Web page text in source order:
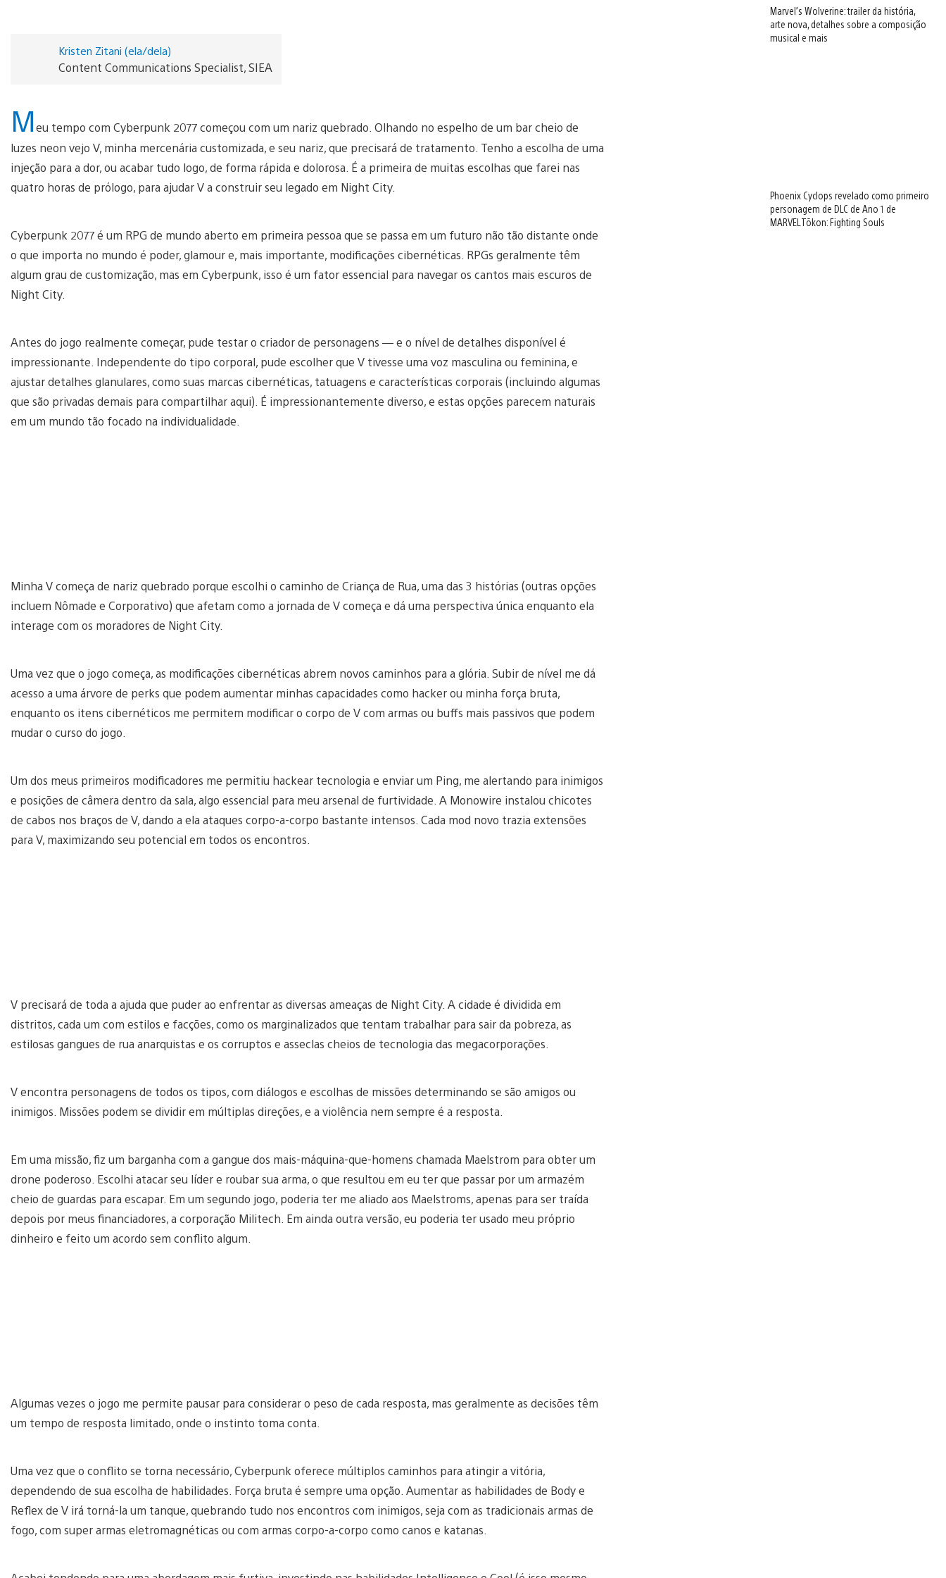
Kristen Zitani (ela/dela)
Content Communications Specialist, SIEA
Meu tempo com Cyberpunk 2077 começou com um nariz quebrado. Olhando no espelho de um bar cheio de
luzes neon vejo V, minha mercenária customizada, e seu nariz, que precisará de tratamento. Tenho a escolha de uma
injeção para a dor, ou acabar tudo logo, de forma rápida e dolorosa. É a primeira de muitas escolhas que farei nas
quatro horas de prólogo, para ajudar V a construir seu legado em Night City.
Cyberpunk 2077 é um RPG de mundo aberto em primeira pessoa que se passa em um futuro não tão distante onde
o que importa no mundo é poder, glamour e, mais importante, modificações cibernéticas. RPGs geralmente têm
algum grau de customização, mas em Cyberpunk, isso é um fator essencial para navegar os cantos mais escuros de
Night City.
Antes do jogo realmente começar, pude testar o criador de personagens — e o nível de detalhes disponível é
impressionante. Independente do tipo corporal, pude escolher que V tivesse uma voz masculina ou feminina, e
ajustar detalhes glanulares, como suas marcas cibernéticas, tatuagens e características corporais (incluindo algumas
que são privadas demais para compartilhar aqui). É impressionantemente diverso, e estas opções parecem naturais
em um mundo tão focado na individualidade.
Minha V começa de nariz quebrado porque escolhi o caminho de Criança de Rua, uma das 3 histórias (outras opções
incluem Nômade e Corporativo) que afetam como a jornada de V começa e dá uma perspectiva única enquanto ela
interage com os moradores de Night City.
Uma vez que o jogo começa, as modificações cibernéticas abrem novos caminhos para a glória. Subir de nível me dá
acesso a uma árvore de perks que podem aumentar minhas capacidades como hacker ou minha força bruta,
enquanto os itens cibernéticos me permitem modificar o corpo de V com armas ou buffs mais passivos que podem
mudar o curso do jogo.
Um dos meus primeiros modificadores me permitiu hackear tecnologia e enviar um Ping, me alertando para inimigos
e posições de câmera dentro da sala, algo essencial para meu arsenal de furtividade. A Monowire instalou chicotes
de cabos nos braços de V, dando a ela ataques corpo-a-corpo bastante intensos. Cada mod novo trazia extensões
para V, maximizando seu potencial em todos os encontros.
V precisará de toda a ajuda que puder ao enfrentar as diversas ameaças de Night City. A cidade é dividida em
distritos, cada um com estilos e facções, como os marginalizados que tentam trabalhar para sair da pobreza, as
estilosas gangues de rua anarquistas e os corruptos e asseclas cheios de tecnologia das megacorporações.
V encontra personagens de todos os tipos, com diálogos e escolhas de missões determinando se são amigos ou
inimigos. Missões podem se dividir em múltiplas direções, e a violência nem sempre é a resposta.
Em uma missão, fiz um barganha com a gangue dos mais-máquina-que-homens chamada Maelstrom para obter um
drone poderoso. Escolhi atacar seu líder e roubar sua arma, o que resultou em eu ter que passar por um armazém
cheio de guardas para escapar. Em um segundo jogo, poderia ter me aliado aos Maelstroms, apenas para ser traída
depois por meus financiadores, a corporação Militech. Em ainda outra versão, eu poderia ter usado meu próprio
dinheiro e feito um acordo sem conflito algum.
Algumas vezes o jogo me permite pausar para considerar o peso de cada resposta, mas geralmente as decisões têm
um tempo de resposta limitado, onde o instinto toma conta.
Uma vez que o conflito se torna necessário, Cyberpunk oferece múltiplos caminhos para atingir a vitória,
dependendo de sua escolha de habilidades. Força bruta é sempre uma opção. Aumentar as habilidades de Body e
Reflex de V irá torná-la um tanque, quebrando tudo nos encontros com inimigos, seja com as tradicionais armas de
fogo, com super armas eletromagnéticas ou com armas corpo-a-corpo como canos e katanas.
Marvel’s Wolverine: trailer da história,
arte nova, detalhes sobre a composição
musical e mais
Phoenix Cyclops revelado como primeiro
personagem de DLC de Ano 1 de
MARVEL Tōkon: Fighting Souls